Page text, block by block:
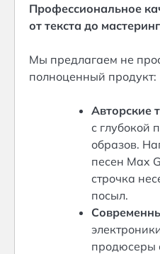
Профессиональное
от текста до
Мы предлагаем не
полноценный продукт:
Авторские
с глубокой
образов.
песен Max
строчка
посыл.
продюсеры